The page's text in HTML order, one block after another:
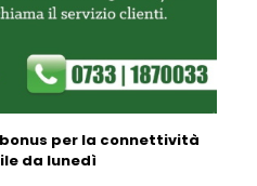
per la connettività
da lunedì